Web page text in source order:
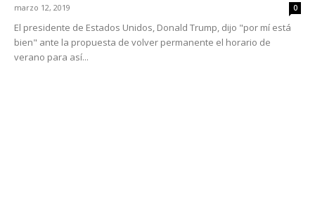
marzo 12, 2019 0
El presidente de Estados Unidos, Donald Trump, dijo "por mí está
bien" ante la propuesta de volver permanente el horario de
verano para así...